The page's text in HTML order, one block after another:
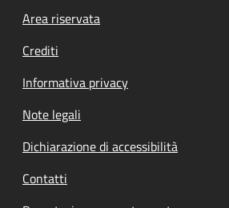
Footer menu
Area riservata
Crediti
Informativa privacy
Note legali
Dichiarazione di accessibilità
Contatti